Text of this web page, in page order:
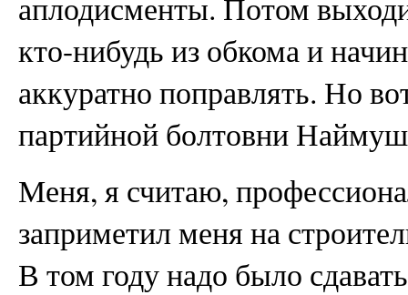
кто-нибудь из обкома и
аккуратно поправлять. Но
партийной болтовни
Меня, я считаю,
заприметил меня на
В том году надо было